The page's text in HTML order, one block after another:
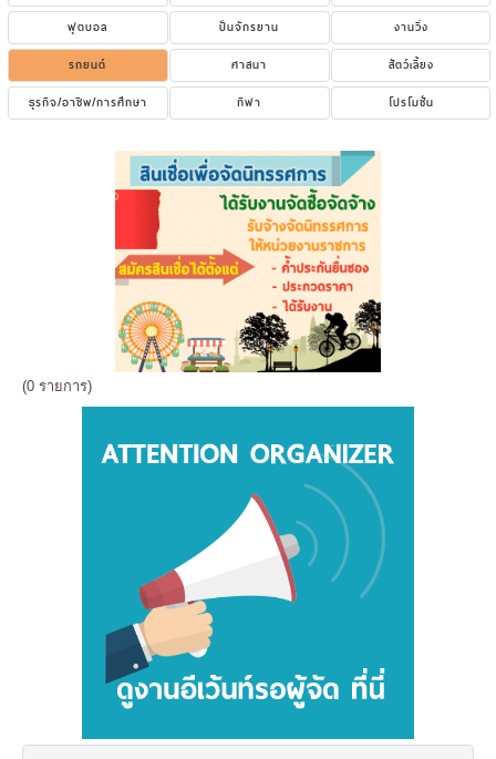
ฟุตบอล
ปั่นจักรยาน
งานวิ่ง
รถยนต์
ศาสนา
สัตว์เลี้ยง
ธุรกิจ/อาชีพ/การศึกษา
กีฬา โปรโมชั่น
(0 รายการ)